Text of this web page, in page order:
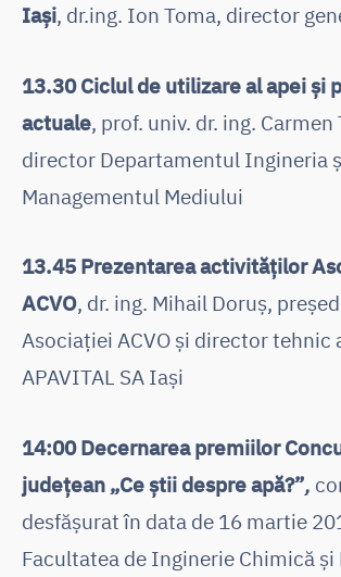
Iași, dr.ing. Ion Toma, director
13.30 Ciclul de utilizare al apei și
actuale, prof. univ. dr. ing. Carmen
director Departamentul Ingineria
Managementul Mediului
13.45 Prezentarea activităților
ACVO, dr. ing. Mihail Doruș,
Asociației ACVO și director tehnic
APAVITAL SA Iași
14:00 Decernarea premiilor
județean „Ce știi despre apă?”,
desfășurat în data de 16 martie
Facultatea de Inginerie Chimică